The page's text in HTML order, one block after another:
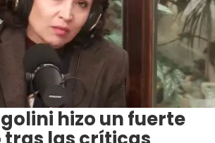
hizo un fuerte